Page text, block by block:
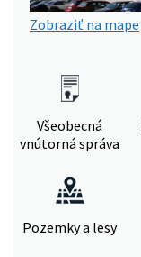
Zobraziť na mape
Všeobecná
vnútorná správa
Pozemky a lesy